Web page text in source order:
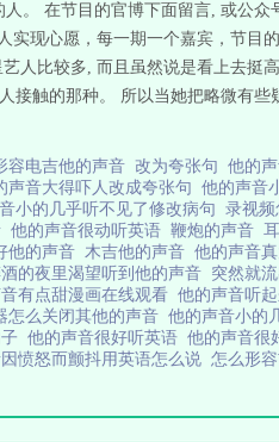
。 在节目的官博下面留言, 或公众
现心愿，每一期一个嘉宾，节目
人比较多, 而且虽然说是看上去挺
接触的那种。 所以当她把略微有些
容电吉他的声音 改为夸张句 他的
声音大得吓人改成夸张句 他的声音
小的几乎听不见了修改病句 录视
他的声音很动听英语 鞭炮的声音
他的声音 木吉他的声音 他的声音
的夜里渴望听到他的声音 突然就
有点甜漫画在线观看 他的声音听
怎么关闭其他的声音 他的声音小的
他的声音很好听英语 他的声音很
愤怒而颤抖用英语怎么说 怎么形